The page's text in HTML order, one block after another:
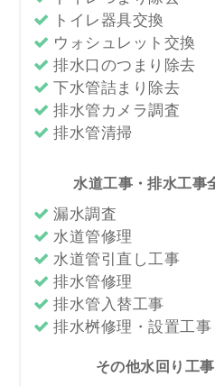
トイレ器具交換
ウォシュレット交換
排水口のつまり除去
下水管詰まり除去
排水管カメラ調査
排水管清掃
水道工事・排水工事
漏水調査
水道管修理
水道管引直し工事
排水管修理
排水管入替工事
排水桝修理・設置工事
その他水回り工事